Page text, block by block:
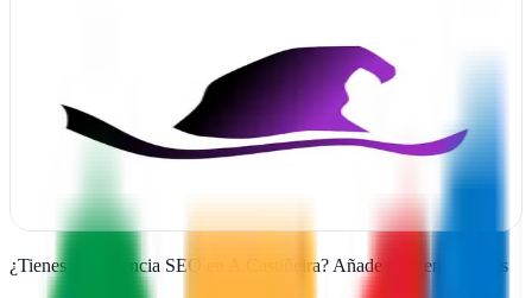
Trasgos de Caldelas lleva la publicidad creativa a Ourense con
campañas que dejan marca en el mercado local y comarcal
Ver fichacompleta
¿Tienes una agencia SEO en A Castiñeira? Añade tu agencia gratis